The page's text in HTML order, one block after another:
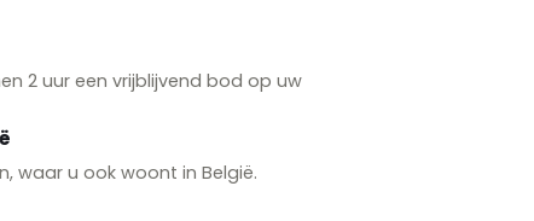
2 uur een vrijblijvend bod op uw
waar u ook woont in België.